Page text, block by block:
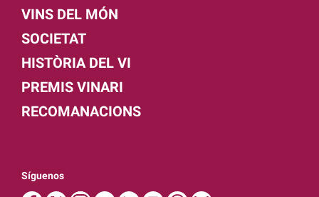
VINS DEL MÓN
SOCIETAT
HISTÒRIA DEL VI
PREMIS VINARI
RECOMANACIONS
Síguenos